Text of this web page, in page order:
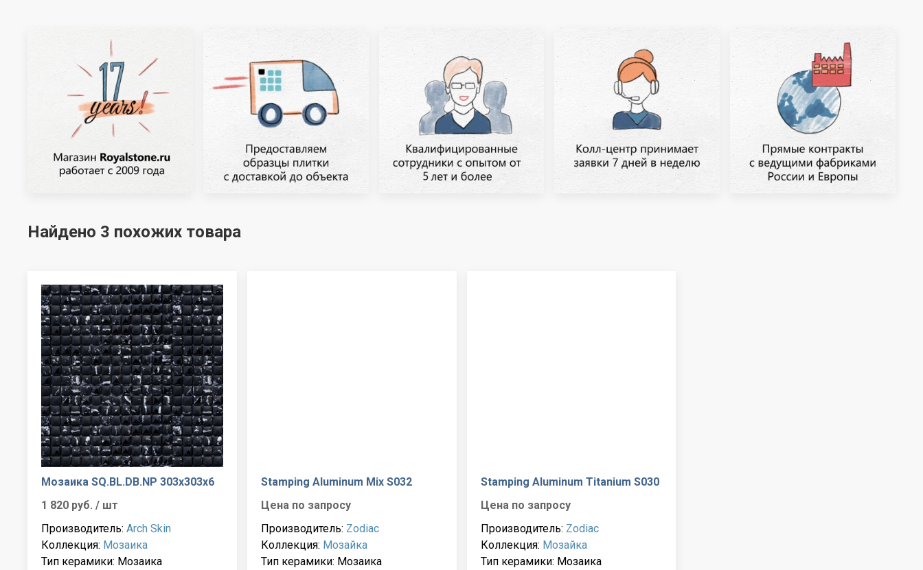
Найдено 3 похожих товара
Мозаика SQ.BL.DB.NP 303x303x6
1 820 руб. / шт
Производитель: Arch Skin
Коллекция: Мозаика
Тип керамики: Мозаика
Stamping Aluminum Mix S032
Цена по запросу
Производитель: Zodiac
Коллекция: Мозайка
Тип керамики: Мозаика
Stamping Aluminum Titanium S030
Цена по запросу
Производитель: Zodiac
Коллекция: Мозайка
Тип керамики: Мозаика